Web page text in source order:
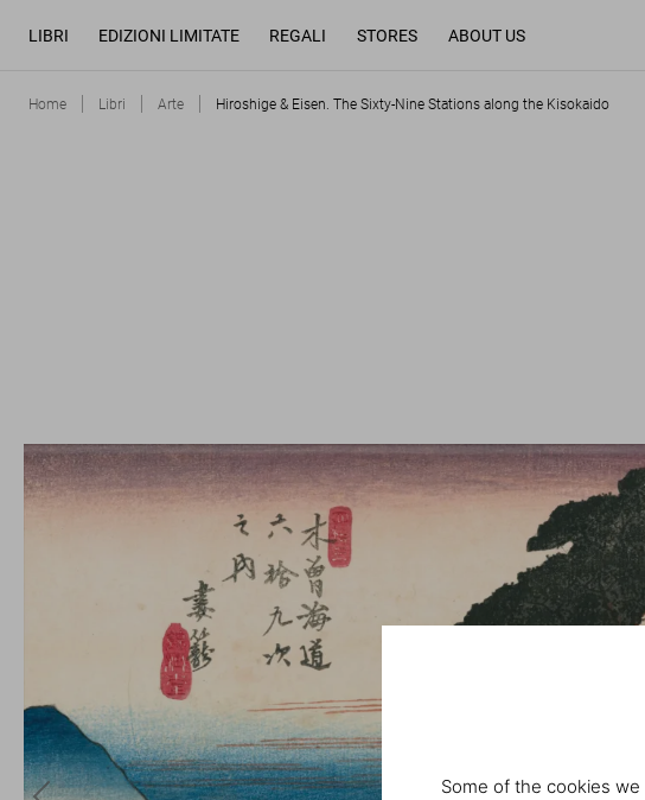
Some of the cookies
LIBRI EDIZIONI LIMITATE REGALI STORES ABOUT US
Home Libri Arte Hiroshige & Eisen. The Sixty-Nine Stations along the Kisokaido